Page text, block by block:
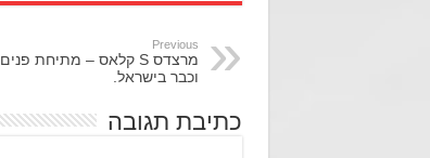
Previous
מרצדס S קלאס – מתיחת פנים
וכבר בישראל.
כתיבת תגובה